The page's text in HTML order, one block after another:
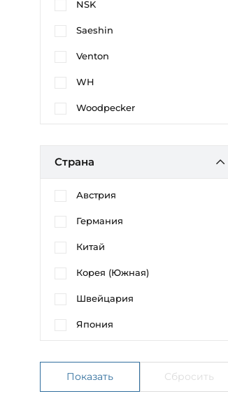
NSK
Saeshin
Venton
WH
Woodpecker
Страна
Австрия
Германия
Китай
Корея (Южная)
Швейцария
Япония